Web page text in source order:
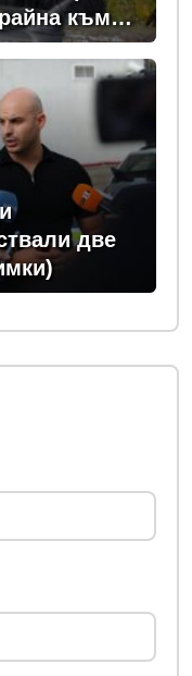
към
две